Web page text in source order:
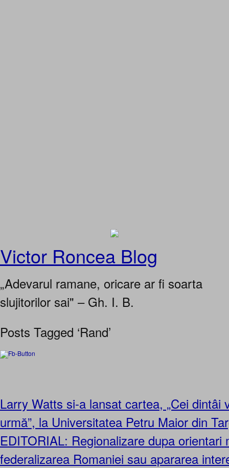
Victor Roncea Blog
„Adevarul ramane, oricare ar fi soarta
slujitorilor sai" – Gh. I. B.
Posts Tagged ‘Rand’
Larry Watts si-a lansat cartea, „Cei dintâi
urmă”, la Universitatea Petru Maior din
EDITORIAL: Regionalizare dupa orientari
federalizarea Romaniei sau apararea